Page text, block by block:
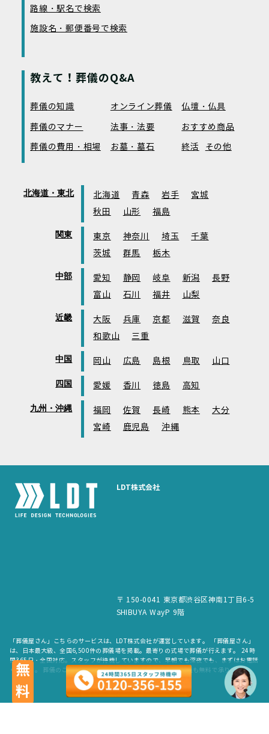
路線・駅名で検索
施設名・郵便番号で検索
教えて！葬儀のQ&A
葬儀の知識 オンライン葬儀
仏壇・仏具
葬儀のマナー
法事・法要
おすすめ商品
葬儀の費用・相場
お墓・墓石 終活 その他
北海道・東北 北海道 青森 岩手
宮城
秋田
山形 福島
関東 東京 神奈川 埼玉
千葉
茨城
群馬 栃木
中部 愛知 静岡 岐阜 新潟
長野
富山
石川 福井 山梨
近畿 大阪 兵庫 京都 滋賀
奈良
和歌山
三重
中国 岡山 広島 島根 鳥取 山口
四国 愛媛 香川 徳島 高知
九州・沖縄 福岡 佐賀 長崎 熊本
大分
宮崎
鹿児島 沖縄
LDT株式会社
〒 150-0041 東京都渋谷区神南1丁目6-5
SHIBUYA WayP 9階
「葬儀屋さん」こちらのサービスは、LDT株式会社が運営しています。 「葬儀屋さん」
は、日本最大級、全国6,500件の葬儀場を掲載。最寄りの式場で葬儀が行えます。 24時
間365日・全国対応。スタッフが待機していますので、早朝でも深夜でも、まずはお電話
ください。 葬儀のご依頼だけでなく、お見積もりや費用のご相談も無料で承ります。
copyright © LDT.Co.Ltd. All Rights Reserved.
無料